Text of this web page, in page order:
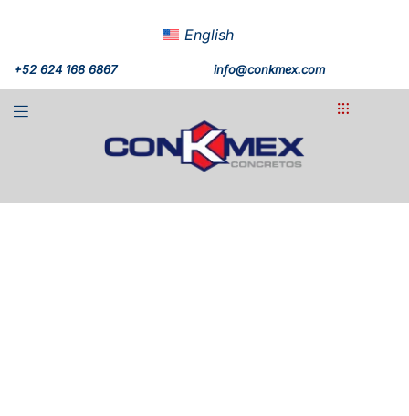
English
+52 624 168 6867 info@conkmex.com